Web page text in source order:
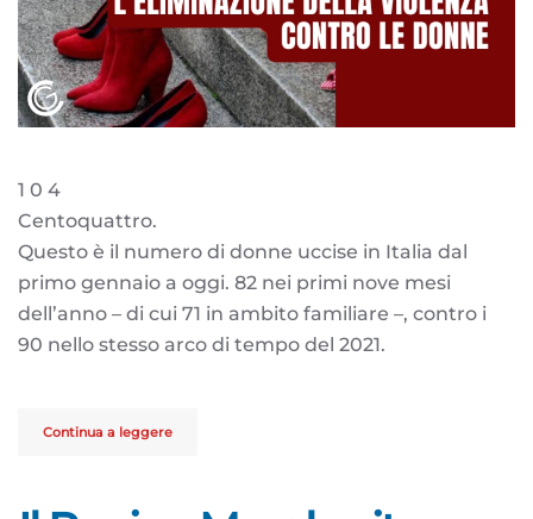
1 0 4
Centoquattro.
Questo è il numero di donne uccise in Italia dal
primo gennaio a oggi. 82 nei primi nove mesi
dell’anno – di cui 71 in ambito familiare –, contro i
90 nello stesso arco di tempo del 2021.
Continua a leggere